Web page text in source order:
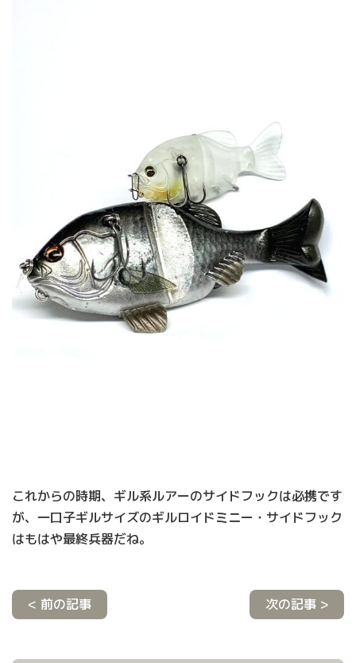
これからの時期、ギル系ルアーのサイドフックは必携です
が、一口子ギルサイズのギルロイドミニー・サイドフック
はもはや最終兵器だね。
< 前の記事 次の記事 >